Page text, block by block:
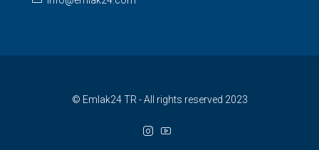
© Emlak24 TR - All rights reserved 2023